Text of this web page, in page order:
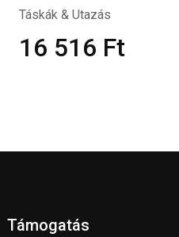
Táskák & Utazás
16 516 Ft
Támogatás